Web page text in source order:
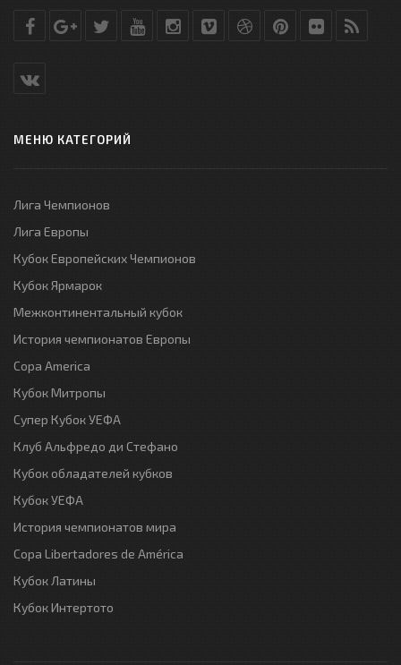
МЕНЮ КАТЕГОРИЙ
Лига Чемпионов
Лига Европы
Кубок Европейских Чемпионов
Кубок Ярмарок
Межконтинентальный кубок
История чемпионатов Европы
Copa America
Кубок Митропы
Супер Кубок УЕФА
Клуб Альфредо ди Стефано
Кубок обладателей кубков
Кубок УЕФА
История чемпионатов мира
Copa Libertadores de América
Кубок Латины
Кубок Интертото